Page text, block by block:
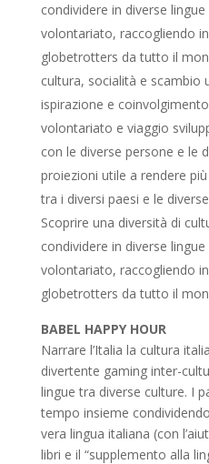
condividere in diverse
volontariato, raccogliendo
globetrotters da tutto il
cultura, socialità e scambio
ispirazione e
volontariato e viaggio
con le diverse persone e le
proiezioni utile a rendere
tra i diversi paesi e le
Scoprire una diversità di
condividere in diverse
volontariato, raccogliendo
globetrotters da tutto il
BABEL HAPPY HOUR
Narrare l’Italia la cultura
divertente gaming inter-
lingue tra diverse culture. I
tempo insieme
vera lingua italiana (con
libri e il “supplemento alla